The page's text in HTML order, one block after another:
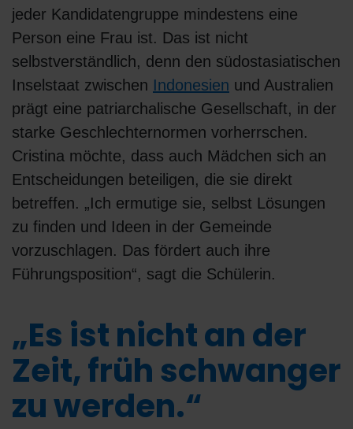
jeder Kandidatengruppe mindestens eine
Person eine Frau ist. Das ist nicht
selbstverständlich, denn den südostasiatischen
Inselstaat zwischen Indonesien und Australien
prägt eine patriarchalische Gesellschaft, in der
starke Geschlechternormen vorherrschen.
Cristina möchte, dass auch Mädchen sich an
Entscheidungen beteiligen, die sie direkt
betreffen. „Ich ermutige sie, selbst Lösungen
zu finden und Ideen in der Gemeinde
vorzuschlagen. Das fördert auch ihre
Führungsposition“, sagt die Schülerin.
„Es ist nicht an der
Zeit, früh schwanger
zu werden.“